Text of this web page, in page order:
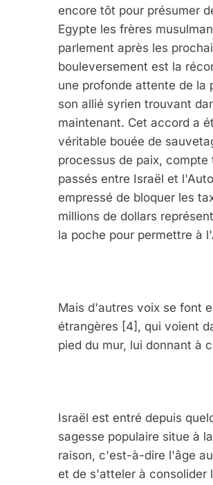
encore tôt pour présumer
Egypte les frères
parlement après les
bouleversement est la
une profonde attente de la
son allié syrien trouvant
maintenant. Cet accord a
véritable bouée de
processus de paix,
passés entre Israël et
empressé de bloquer les
millions de dollars
la poche pour permettre à
Mais d'autres voix se font
étrangères [4], qui voient
pied du mur, lui donnant à
Israël est entré depuis
sagesse populaire situe à
raison, c'est-à-dire l'âge
et de s'atteler à consolider
2025,
FRANCE